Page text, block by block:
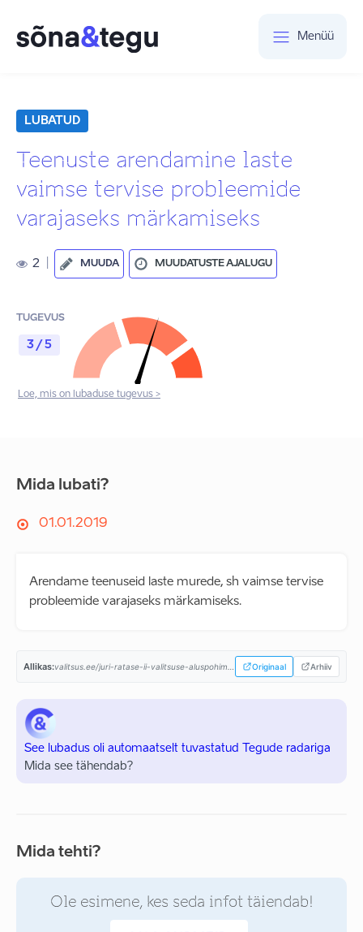
Menüü
LUBATUD
Teenuste arendamine laste
vaimse tervise probleemide
varajaseks märkamiseks
2 MUUDA MUUDATUSTE AJALUGU
TUGEVUS
3 / 5
Loe, mis on lubaduse tugevus >
Mida lubati?
01.01.2019
Arendame teenuseid laste murede, sh vaimse tervise
probleemide varajaseks märkamiseks.
Allikas: Originaal Arhiiv
See lubadus oli automaatselt tuvastatud Tegude radariga
Mida see tähendab?
Mida tehti?
Ole esimene, kes seda infot täiendab!